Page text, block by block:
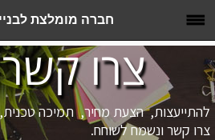
חברה מומלצת
צרו קשר
להתייעצות, הצעת מחיר, תמיכה
צרו קשר ונשמח לשוחח.